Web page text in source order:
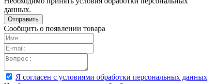
данных.
Сообщить о появлении товара
Я согласен с условиями обработки персональных данных